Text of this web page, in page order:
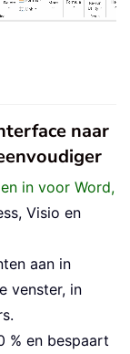
naar
in voor Word,
Visio en
aan in
venster, in
% en bespaart